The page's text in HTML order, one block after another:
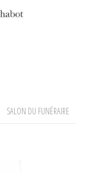
SALON DU FUNÉRAIRE